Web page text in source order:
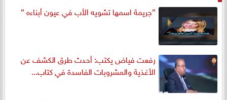
”جريمة اسمها تشويه الأب في عيون أبناءه ”
رفعت فياض يكتب: أحدث طرق الكشف عن
الأغذية والمشروبات الفاسدة في كتاب...